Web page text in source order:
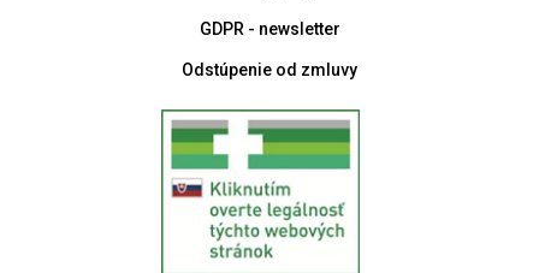
GDPR - newsletter
Odstúpenie od zmluvy